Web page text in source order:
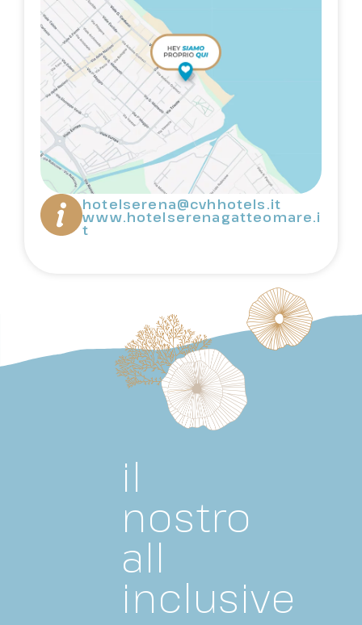
hotelserena@cvhhotels.it
www.hotelserenagatteomare.i
t
il
nostro
all
inclusive